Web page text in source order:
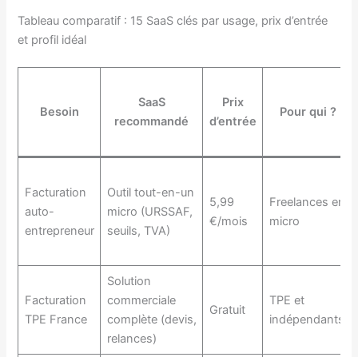
Tableau comparatif : 15 SaaS clés par usage, prix d’entrée
et profil idéal
Besoin
SaaS
recommandé
Prix
d’entrée
Pour qui ?
Facturation
auto-
entrepreneur
Outil tout-en-un
micro (URSSAF,
seuils, TVA)
5,99
€/mois
Freelances en
micro
Facturation
TPE France
Solution
commerciale
complète (devis,
relances)
Gratuit
TPE et
indépendants